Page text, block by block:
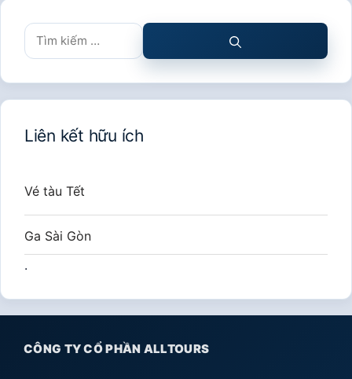
Tìm
kiếm
Liên kết hữu ích
Vé tàu Tết
Ga Sài Gòn
.
CÔNG TY CỔ PHẦN ALLTOURS